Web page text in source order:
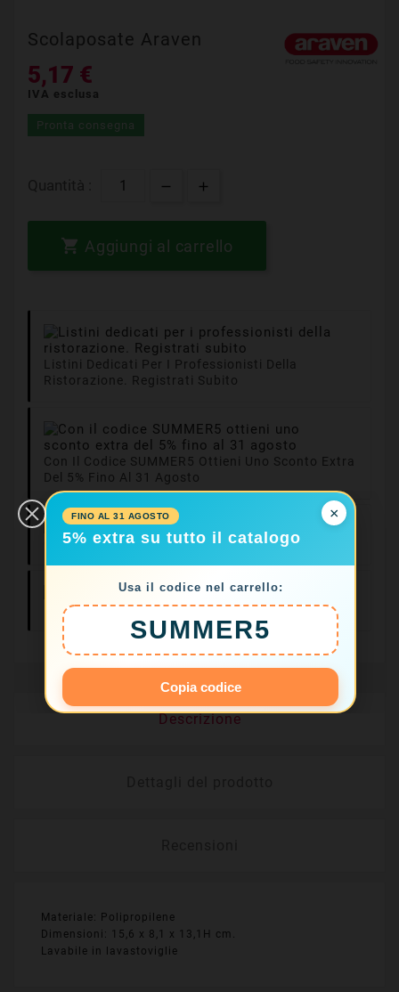
Scolaposate Araven
5,17 €
IVA esclusa
Pronta consegna
 Aggiungi al carrello
Listini Dedicati Per I Professionisti Della
Ristorazione. Registrati Subito
Con Il Codice SUMMER5 Ottieni Uno Sconto Extra
Del 5% Fino Al 31 Agosto
Consegne In 24/48
Ore
Resi Facili Entro
14 Giorni
Descrizione
Materiale: Polipropilene
Dimensioni: 15,6 x 8,1 x 13,1H cm.
Lavabile in lavastoviglie
×
FINO AL 31 AGOSTO
5% extra su tutto il catalogo
Usa il codice nel carrello:
SUMMER5
Copia codice